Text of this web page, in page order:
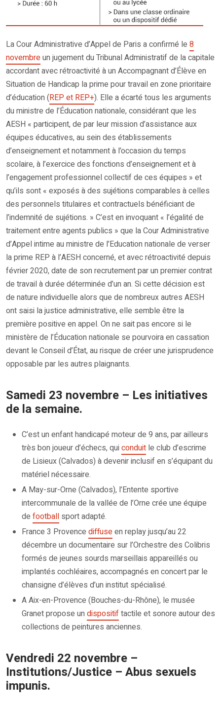
La Cour Administrative d’Appel de Paris a confirmé le 8
novembreun jugement du Tribunal Administratif de la capitale
accordant avec rétroactivité à un Accompagnant d’Élève en
Situation de Handicap la prime pour travail en zone prioritaire
d’éducation (REP et REP+). Elle a écarté tous les arguments
du ministre de l’Éducation nationale, considérant que les
AESH « participent, de par leur mission d’assistance aux
équipes éducatives, au sein des établissements
d’enseignement et notamment à l’occasion du temps
scolaire, à l’exercice des fonctions d’enseignement et à
l’engagement professionnel collectif de ces équipes » et
qu’ils sont « exposés à des sujétions comparables à celles
des personnels titulaires et contractuels bénéficiant de
l’indemnité de sujétions. » C’est en invoquant « l’égalité de
traitement entre agents publics » que la Cour Administrative
d’Appel intime au ministre de l’Education nationale de verser
la prime REP à l’AESH concerné, et avec rétroactivité depuis
février 2020, date de son recrutement par un premier contrat
de travail à durée déterminée d’un an. Si cette décision est
de nature individuelle alors que de nombreux autres AESH
ont saisi la justice administrative, elle semble être la
première positive en appel. On ne sait pas encore si le
ministère de l’Éducation nationale se pourvoira en cassation
devant le Conseil d’État, au risque de créer une jurisprudence
opposable par les autres plaignants.
Samedi 23 novembre – Les initiatives
de la semaine.
C’est un enfant handicapé moteur de 9 ans, par ailleurs
très bon joueur d’échecs, quiconduit le club d’escrime
de Lisieux (Calvados) à devenir inclusif en s’équipant du
matériel nécessaire.
A May-sur-Orne (Calvados), l’Entente sportive
intercommunale de la vallée de l’Orne crée une équipe
de football sport adapté.
France 3 Provence diffuseen replay jusqu’au 22
décembre un documentaire sur l’Orchestre des Colibris
formés de jeunes sourds marseillais appareillés ou
implantés cochléaires, accompagnés en concert par le
chansigne d’élèves d’un institut spécialisé.
A Aix-en-Provence (Bouches-du-Rhône), le musée
Granet propose undispositiftactile et sonore autour des
collections de peintures anciennes.
Vendredi 22 novembre –
Institutions/Justice – Abus sexuels
impunis.